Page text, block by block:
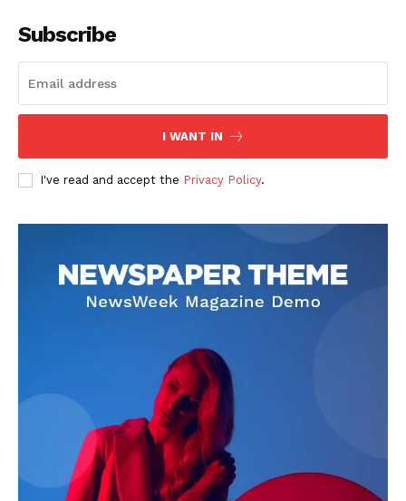
Subscribe
I WANT IN
I've read and accept the Privacy Policy.